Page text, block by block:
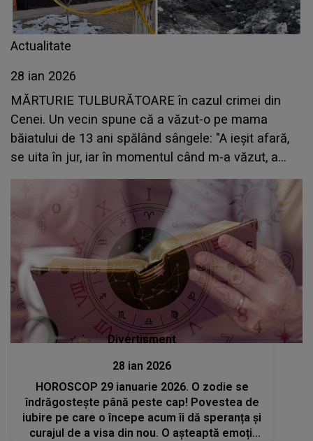
Actualitate
28 ian 2026
MĂRTURIE TULBURĂTOARE în cazul crimei din
Cenei. Un vecin spune că a văzut-o pe mama
băiatului de 13 ani spălând sângele: "A ieșit afară,
se uita în jur, iar în momentul când m-a văzut, a
mers la..." Ce NU s-a spus și CE S-AR FI
ÎNTÂMPLAT, DE FAPT
Divertisment
28 ian 2026
HOROSCOP 29 ianuarie 2026. O zodie se
îndrăgostește până peste cap! Povestea de
iubire pe care o începe acum îi dă speranța și
curajul de a visa din nou. O așteaptă emoții